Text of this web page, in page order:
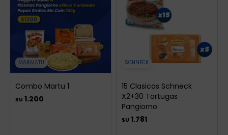
MARMATU
Combo Martu 1
$U 1.200
SCHNECK
15 Clasicas Schneck
X2+30 Tortugas
Pangiorno
$U 1.781